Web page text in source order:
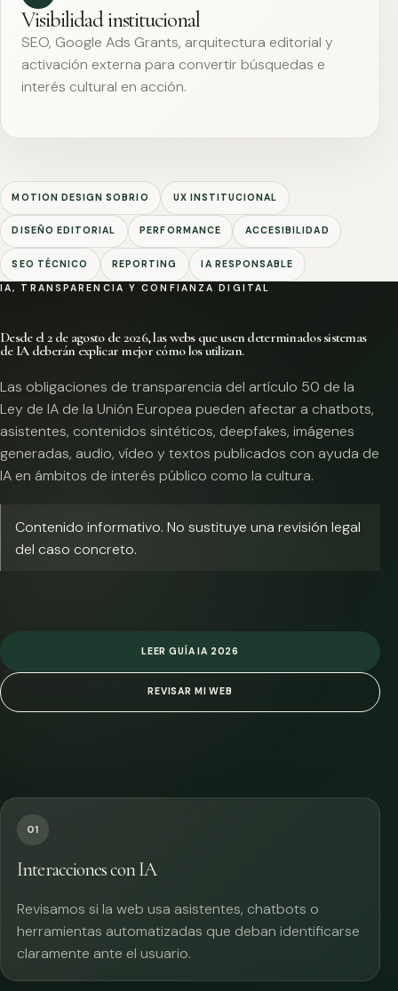
Visibilidad institucional
SEO, Google Ads Grants, arquitectura editorial y
activación externa para convertir búsquedas e
interés cultural en acción.
MOTION DESIGN SOBRIO UX INSTITUCIONAL
DISEÑO EDITORIAL PERFORMANCE ACCESIBILIDAD
SEO TÉCNICO REPORTING IA RESPONSABLE
IA, TRANSPARENCIA Y CONFIANZA DIGITAL
Desde el 2 de agosto de 2026, las webs que usen determinados sistemas
de IA deberán explicar mejor cómo los utilizan.
Las obligaciones de transparencia del artículo 50 de la
Ley de IA de la Unión Europea pueden afectar a chatbots,
asistentes, contenidos sintéticos, deepfakes, imágenes
generadas, audio, vídeo y textos publicados con ayuda de
IA en ámbitos de interés público como la cultura.
Contenido informativo. No sustituye una revisión legal
del caso concreto.
LEER GUÍA IA 2026
REVISAR MI WEB
01
Interacciones con IA
Revisamos si la web usa asistentes, chatbots o
herramientas automatizadas que deban identificarse
claramente ante el usuario.